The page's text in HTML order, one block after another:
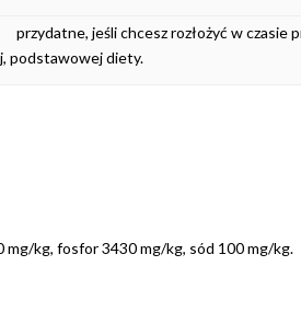
przydatne, jeśli chcesz rozłożyć w czasie
podstawowej diety.
mg/kg, fosfor 3430 mg/kg, sód 100 mg/kg.